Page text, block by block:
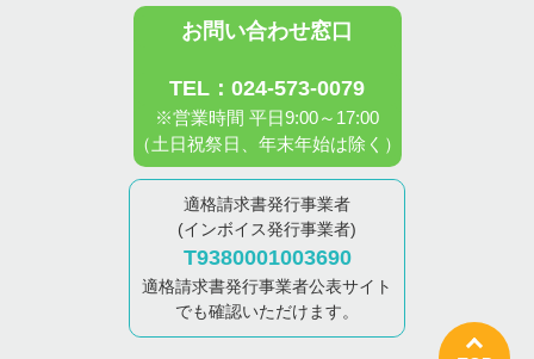
お問い合わせ窓口
TEL：024-573-0079
※営業時間 平日9:00～17:00
（土日祝祭日、年末年始は除く）
適格請求書発行事業者
(インボイス発行事業者)
T9380001003690
適格請求書発行事業者公表サイト
でも確認いただけます。